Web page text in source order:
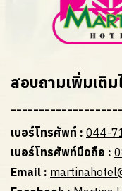
สอบถามเพิ่มเติม
เบอร์โทรศัพท์ : 044-
เบอร์โทรศัพท์มือถือ :
Email :